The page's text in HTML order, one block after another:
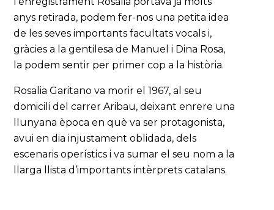
anys retirada, podem fer-nos una petita idea
de les seves importants facultats vocals i,
gràcies a la gentilesa de Manuel i Dina Rosa,
la podem sentir per primer cop a la història.
Rosalia Garitano va morir el 1967, al seu
domicili del carrer Aribau, deixant enrere una
llunyana època en què va ser protagonista,
avui en dia injustament oblidada, dels
escenaris operístics i va sumar el seu nom a la
llarga llista d’importants intèrprets catalans.